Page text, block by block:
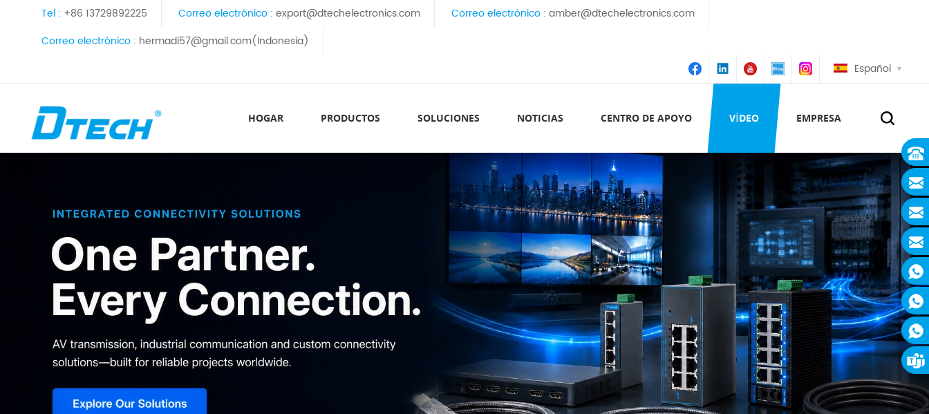
Tel : +86 13729892225 Correo electrónico : export@dtechelectronics.com Correo electrónico : amber@dtechelectronics.com
Correo electrónico : hermadi57@gmail.com(Indonesia)
Español
HOGAR PRODUCTOS SOLUCIONES NOTICIAS CENTRO DE APOYO VÍDEO EMPRESA